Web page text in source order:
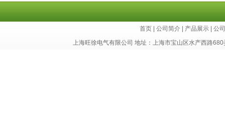
首页 |公司简介 产品展示 |公
上海旺徐电气有限公司 地址：上海市宝山区水产西路